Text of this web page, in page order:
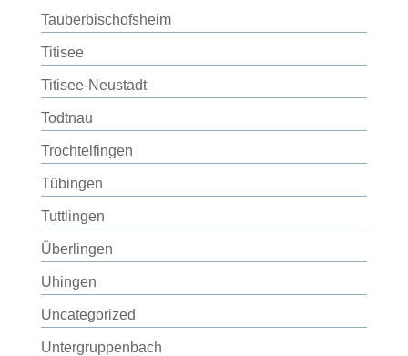
Tauberbischofsheim
Titisee
Titisee-Neustadt
Todtnau
Trochtelfingen
Tübingen
Tuttlingen
Überlingen
Uhingen
Uncategorized
Untergruppenbach